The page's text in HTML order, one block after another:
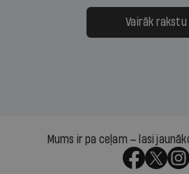
Vairāk rakstu
Mums ir pa ceļam — lasi